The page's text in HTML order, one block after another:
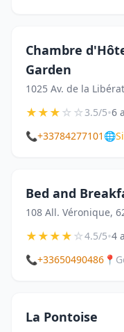
Chambre
Garden
1025 Av. de la
★★★☆☆3.5/5•6
📞+33784277101 🌐
Bed and
108 All. Véronique,
★★★★☆4.5/5•4
📞+33650490486 📍
La Pontoise